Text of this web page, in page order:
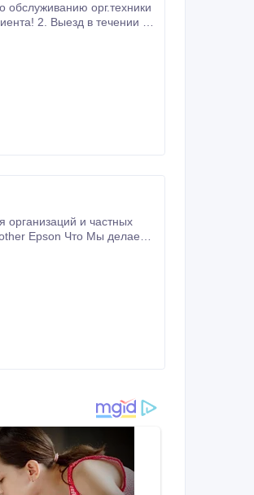
обслуживанию орг.техники
2. Выезд в течении 3х
организаций и частных